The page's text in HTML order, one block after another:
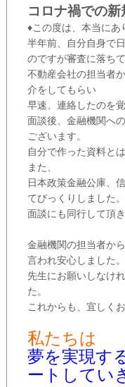
コロナ禍での
♦この度は、本当にあ
半年前、自分自身で
のですが審査に落ち
不動産会社の担当者
介をしてもらい
早速、連絡したのを
面談後、金融機関へ
ございます。
自分で作った資料と
また、
日本政策金融公庫、
てびっくりしました。
面談にも同行して頂
金融機関の担当者か
言われ安心しました。
先生にお願いしなけ
た。
これからも、宜しく
私たちは
夢を実現す
ートしてい